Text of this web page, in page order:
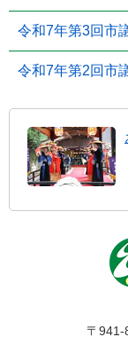
令和7年第3回市
令和7年第2回市
〒941-